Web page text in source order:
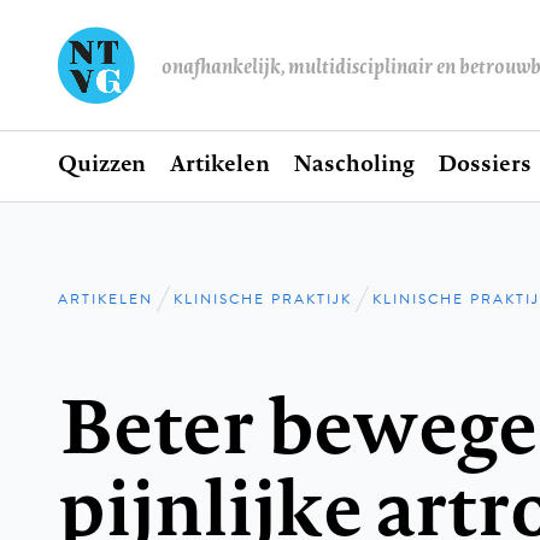
onafhankelijk, multidisciplinair en
Hoofdnavigatie
Home
Quizzen Artikelen Nascholing Dossiers
Kruimelpad
ARTIKELEN KLINISCHE PRAKTIJK KLINISCHE
Beter
pijnlijke